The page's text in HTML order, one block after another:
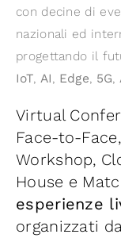
Piattaforma First
Piattaforma
con decine di
nazionali ed
progettando il
IoT, AI, Edge, 5G,
Virtual
Face-to-
Workshop,
House e
esperienze
organizzati